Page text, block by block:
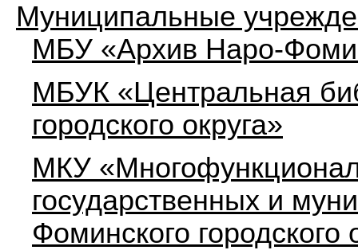
Муниципальные
МБУ «Архив Наро-
МБУК «Центральная
городского округа»
МКУ
государственных и
Фоминского городского